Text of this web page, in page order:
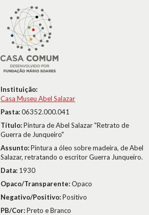
Instituição:
Casa Museu Abel Salazar
Pasta:06352.000.041
Título:Pintura de Abel Salazar "Retrato de
Guerra de Junqueiro"
Assunto:Pintura a óleo sobre madeira, de Abel
Salazar, retratando o escritor Guerra Junqueiro.
Data: 1930
Opaco/Transparente:Opaco
Negativo/Positivo:Positivo
PB/Cor:Preto e Branco